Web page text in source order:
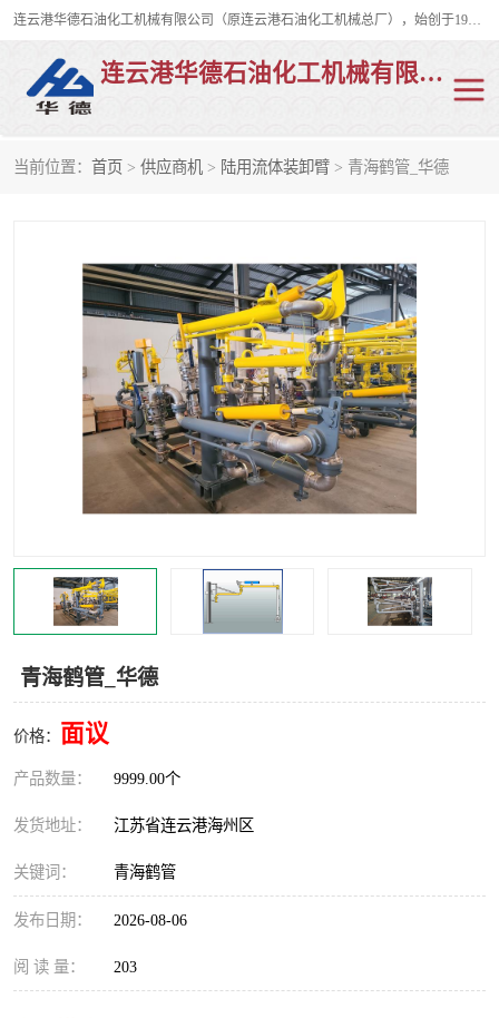
连云港华德石油化工机械有限公司（原连云港石油化工机械总厂），始创于1982年，是从事码头船用流体装卸臂、陆用流体装卸臂（鹤管）、活动梯、钢构平台、定量装车系统等全系列流体装卸设备的设计、制造、销售以及服务的专业供应商。
连云港华德石油化工机械有限公司
当前位置： 首页 > 供应商机 > 陆用流体装卸臂 > 青海鹤管_华德
青海鹤管_华德
价格： 面议
产品数量： 9999.00个
发货地址： 江苏省连云港海州区
关键词： 青海鹤管
发布日期： 2026-08-06
阅 读 量： 203
LNG鹤管 活动梯
卸车鹤管
装车鹤管 输油臂
紧急脱离干式接头 火车鹤管
汽车鹤管 顶部鹤管
底部鹤管 低温鹤管
浮动出油装置 鹤管
车臂